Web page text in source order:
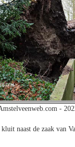
-
kluit naast de zaak van